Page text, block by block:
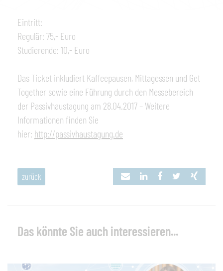
Eintritt:
Regulär: 75,- Euro
Studierende: 10,- Euro
Das Ticket inkludiert Kaffeepausen, Mittagessen und Get
Together sowie eine Führung durch den Messebereich
der Passivhaustagung am 28.04.2017 – Weitere
Informationen finden Sie
hier: http://passivhaustagung.de
zurück
Das könnte Sie auch interessieren...